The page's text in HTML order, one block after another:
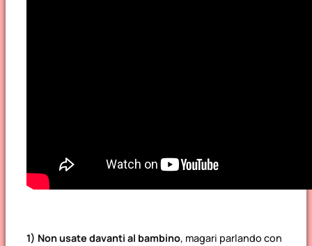
1) Non usate davanti al bambino, magari parlando con